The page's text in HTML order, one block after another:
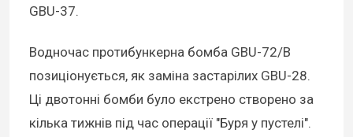
GBU-37.
Водночас протибункерна бомба GBU-72/B
позиціонується, як заміна застарілих GBU-28.
Ці двотонні бомби було екстрено створено за
кілька тижнів під час операції "Буря у пустелі".